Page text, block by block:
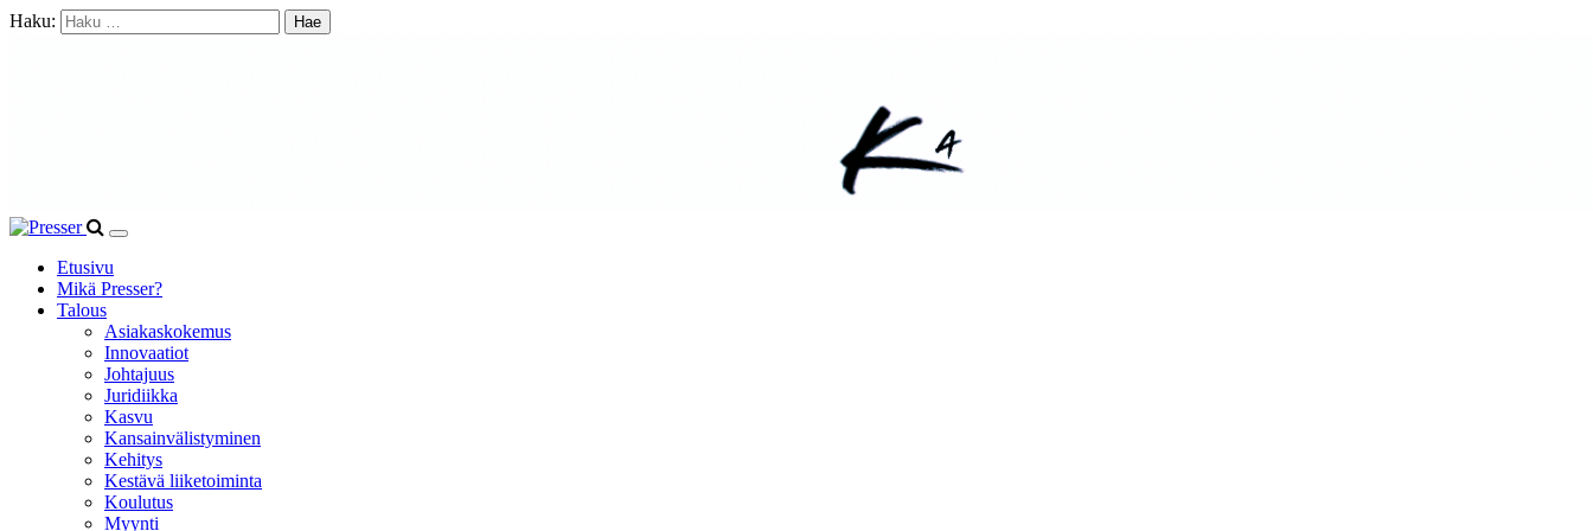
Haku:
Etusivu
Mikä Presser?
Talous
Asiakaskokemus
Innovaatiot
Johtajuus
Juridiikka
Kasvu
Kansainvälistyminen
Kehitys
Kestävä liiketoiminta
Koulutus
Myynti